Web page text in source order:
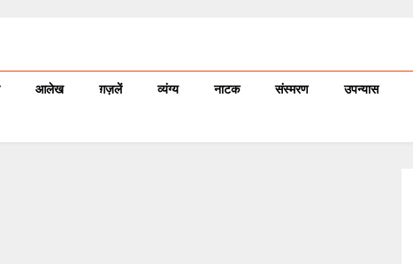
आलेख ग़ज़लें व्यंग्य नाटक संस्मरण उपन्यास